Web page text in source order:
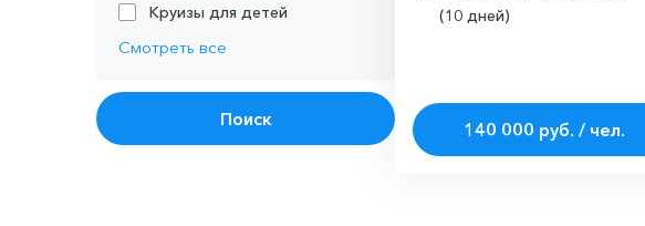
Круизы для детей
Смотреть все
Поиск
(10 дней)
140 000 руб. / чел.